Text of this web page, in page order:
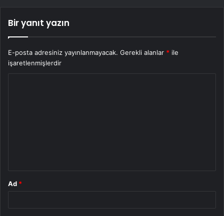
Bir yanıt yazın
E-posta adresiniz yayınlanmayacak. Gerekli alanlar * ile
işaretlenmişlerdir
Ad *